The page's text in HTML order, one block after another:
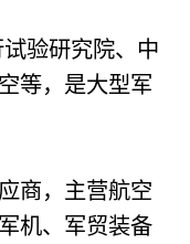
验研究院、中
等，是大型军
商，主营航空
机、军贸装备